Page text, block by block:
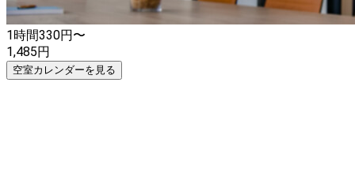
1時間330円〜
1,485円
空室カレンダーを見る